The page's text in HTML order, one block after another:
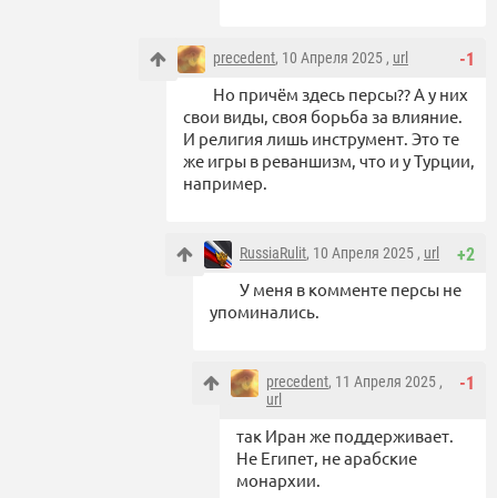
-1
precedent, 10 Апреля 2025 , url
Но причём здесь персы?? А у них
свои виды, своя борьба за влияние.
И религия лишь инструмент. Это те
же игры в реваншизм, что и у Турции,
например.
+2
RussiaRulit, 10 Апреля 2025 , url
У меня в комменте персы не
упоминались.
-1
precedent, 11 Апреля 2025 ,
url
так Иран же поддерживает.
Не Египет, не арабские
монархии.